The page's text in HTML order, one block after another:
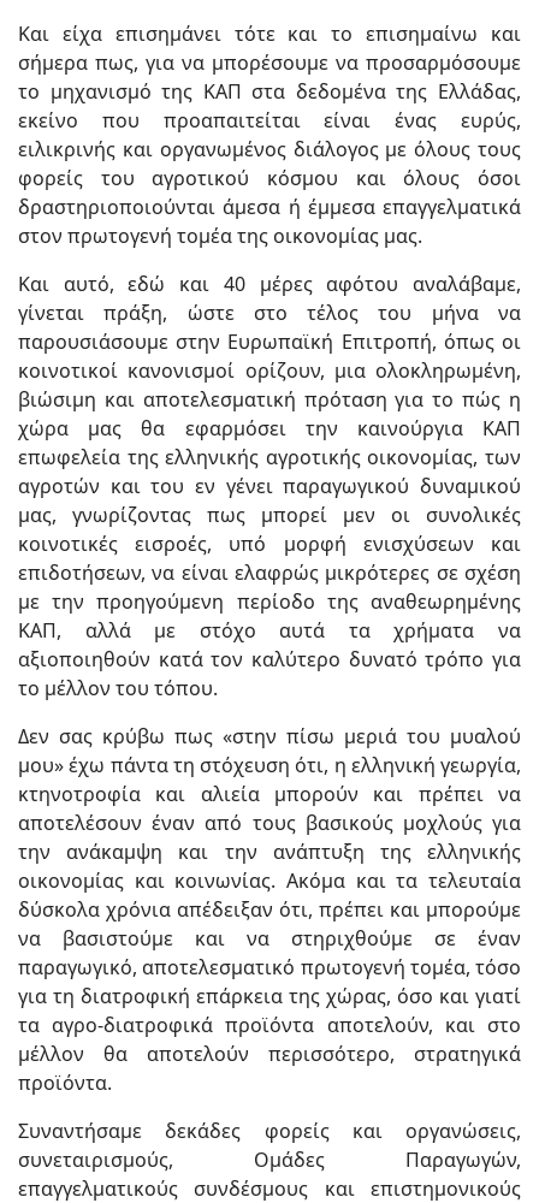
Και είχα επισημάνει τότε και το επισημαίνω και
σήμερα πως, για να μπορέσουμε να προσαρμόσουμε
το μηχανισμό της ΚΑΠ στα δεδομένα της Ελλάδας,
εκείνο που προαπαιτείται είναι ένας ευρύς,
ειλικρινής και οργανωμένος διάλογος με όλους τους
φορείς του αγροτικού κόσμου και όλους όσοι
δραστηριοποιούνται άμεσα ή έμμεσα επαγγελματικά
στον πρωτογενή τομέα της οικονομίας μας.
Και αυτό, εδώ και 40 μέρες αφότου αναλάβαμε,
γίνεται πράξη, ώστε στο τέλος του μήνα να
παρουσιάσουμε στην Ευρωπαϊκή Επιτροπή, όπως οι
κοινοτικοί κανονισμοί ορίζουν, μια ολοκληρωμένη,
βιώσιμη και αποτελεσματική πρόταση για το πώς η
χώρα μας θα εφαρμόσει την καινούργια ΚΑΠ
επωφελεία της ελληνικής αγροτικής οικονομίας, των
αγροτών και του εν γένει παραγωγικού δυναμικού
μας, γνωρίζοντας πως μπορεί μεν οι συνολικές
κοινοτικές εισροές, υπό μορφή ενισχύσεων και
επιδοτήσεων, να είναι ελαφρώς μικρότερες σε σχέση
με την προηγούμενη περίοδο της αναθεωρημένης
ΚΑΠ, αλλά με στόχο αυτά τα χρήματα να
αξιοποιηθούν κατά τον καλύτερο δυνατό τρόπο για
το μέλλον του τόπου.
Δεν σας κρύβω πως «στην πίσω μεριά του μυαλού
μου» έχω πάντα τη στόχευση ότι, η ελληνική γεωργία,
κτηνοτροφία και αλιεία μπορούν και πρέπει να
αποτελέσουν έναν από τους βασικούς μοχλούς για
την ανάκαμψη και την ανάπτυξη της ελληνικής
οικονομίας και κοινωνίας. Ακόμα και τα τελευταία
δύσκολα χρόνια απέδειξαν ότι, πρέπει και μπορούμε
να βασιστούμε και να στηριχθούμε σε έναν
παραγωγικό, αποτελεσματικό πρωτογενή τομέα, τόσο
για τη διατροφική επάρκεια της χώρας, όσο και γιατί
τα αγρο-διατροφικά προϊόντα αποτελούν, και στο
μέλλον θα αποτελούν περισσότερο, στρατηγικά
προϊόντα.
Συναντήσαμε δεκάδες φορείς και οργανώσεις,
συνεταιρισμούς, Ομάδες Παραγωγών,
επαγγελματικούς συνδέσμους και επιστημονικούς